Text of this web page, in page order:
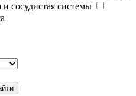
сосудистая системы